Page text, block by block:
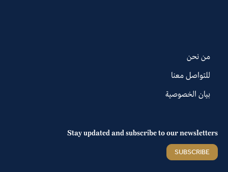
من نحن
للتواصل معنا
بيان الخصوصية
Stay updated and subscribe to our newsletters
SUBSCRIBE